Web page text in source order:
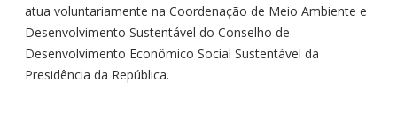
atua voluntariamente na Coordenação de Meio Ambiente e
Desenvolvimento Sustentável do Conselho de
Desenvolvimento Econômico Social Sustentável da
Presidência da República.